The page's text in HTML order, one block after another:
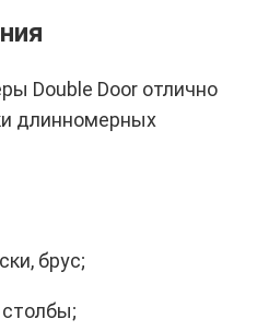
Double Door отлично
длинномерных
брус;